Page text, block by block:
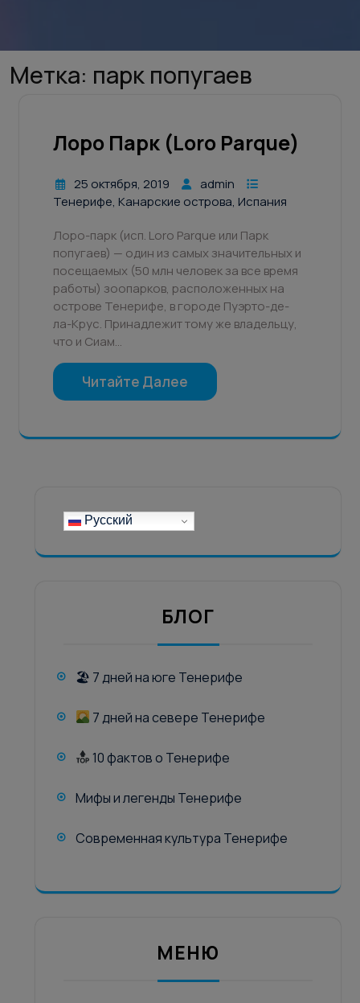
Метка: парк попугаев
Лоро Парк (Loro Parque)
25 октября, 2019
admin
Тенерифе, Канарские острова, Испания
Лоро-парк (исп. Loro Parque или Парк
попугаев) — один из самых значительных и
посещаемых (50 млн человек за все время
работы) зоопарков, расположенных на
острове Тенерифе, в городе Пуэрто-де-
ла-Крус. Принадлежит тому же владельцу,
что и Сиам…
Читайте Далее
Русский
БЛОГ
🏖 7 дней на юге Тенерифе
7 дней на севере Тенерифе
10 фактов о Тенерифе
Мифы и легенды Тенерифе
Современная культура Тенерифе
МЕНЮ